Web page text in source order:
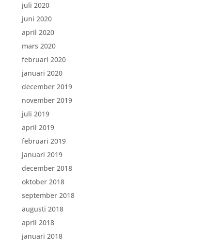
juli 2020
juni 2020
april 2020
mars 2020
februari 2020
januari 2020
december 2019
november 2019
juli 2019
april 2019
februari 2019
januari 2019
december 2018
oktober 2018
september 2018
augusti 2018
april 2018
januari 2018